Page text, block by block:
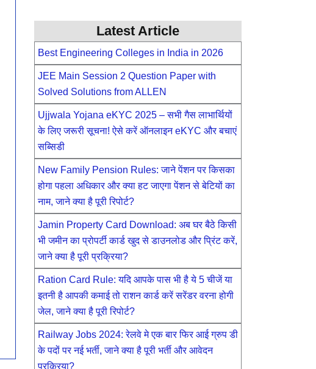
Latest Article
Best Engineering Colleges in India in 2026
JEE Main Session 2 Question Paper with
Solved Solutions from ALLEN
Ujjwala Yojana eKYC 2025 – सभी गैस लाभार्थियों
के लिए जरूरी सूचना! ऐसे करें ऑनलाइन eKYC और बचाएं
सब्सिडी
New Family Pension Rules: जाने पेंशन पर किसका
होगा पहला अधिकार और क्या हट जाएगा पेंशन से बेटियों का
नाम, जाने क्या है पूरी रिपोर्ट?
Jamin Property Card Download: अब घर बैठे किसी
भी जमीन का प्रोपर्टी कार्ड खुद से डाउनलोड और प्रिंट करें,
जाने क्या है पूरी प्रक्रिया?
Ration Card Rule: यदि आपके पास भी है ये 5 चीजें या
इतनी है आपकी कमाई तो राशन कार्ड करें सरेंडर वरना होगी
जेल, जाने क्या है पूरी रिपोर्ट?
Railway Jobs 2024: रेलवे मे एक बार फिर आई ग्रुप डी
के पदों पर नई भर्ती, जाने क्या है पूरी भर्ती और आवेदन
प्रक्रिया?